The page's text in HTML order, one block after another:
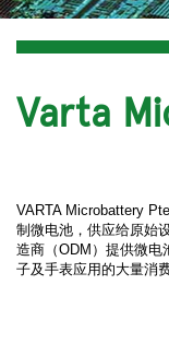
Varta
VARTA Microbattery
制微电池，供应给原始
造商（ODM）提供微电
子及手表应用的大量消